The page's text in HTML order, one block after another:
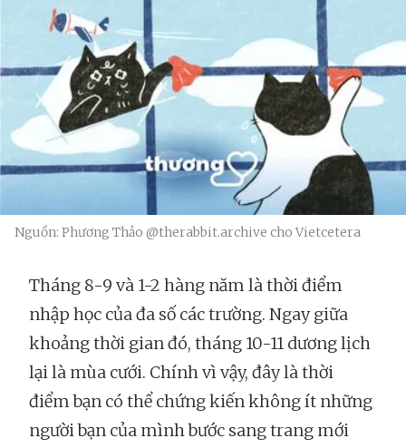
Nguồn: Phương Thảo @therabbit.archive cho Vietcetera
Tháng 8-9 và 1-2 hàng năm là thời điểm
nhập học của đa số các trường. Ngay giữa
khoảng thời gian đó, tháng 10-11 dương lịch
lại là mùa cưới. Chính vì vậy, đây là thời
điểm bạn có thể chứng kiến không ít những
người bạn của mình bước sang trang mới